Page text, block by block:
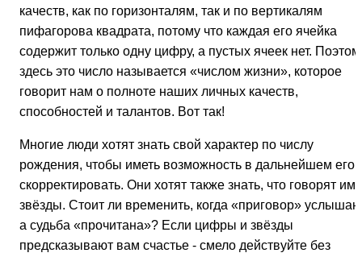
качеств, как по горизонталям, так и по вертикалям
пифагорова квадрата, потому что каждая его ячейка
содержит только одну цифру, а пустых ячеек нет.
здесь это число называется «числом жизни», которое
говорит нам о полноте наших личных качеств,
способностей и талантов. Вот так!
Многие люди хотят знать свой характер по числу
рождения, чтобы иметь возможность в дальнейшем его
скорректировать. Они хотят также знать, что говорят им
звёзды. Стоит ли временить, когда «приговор» услышан,
а судьба «прочитана»? Если цифры и звёзды
предсказывают вам счастье - смело действуйте без